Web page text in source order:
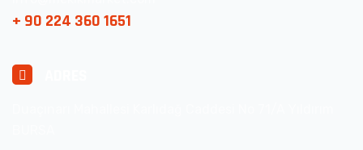
+ 90 224 360 1651